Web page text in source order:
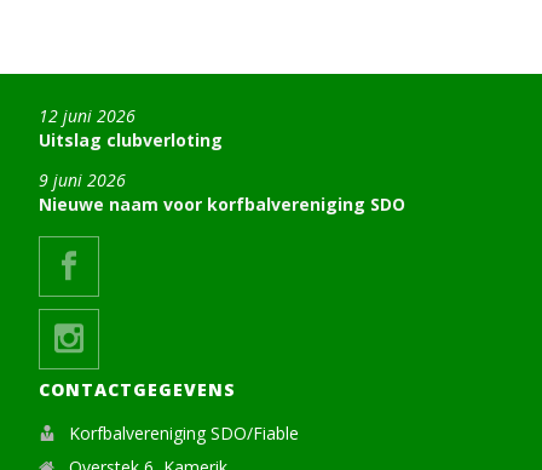
Uitslag clubverloting
12 juni 2026
Nieuwe naam voor korfbalvereniging SDO
9 juni 2026
CONTACTGEGEVENS
Korfbalvereniging SDO/Fiable